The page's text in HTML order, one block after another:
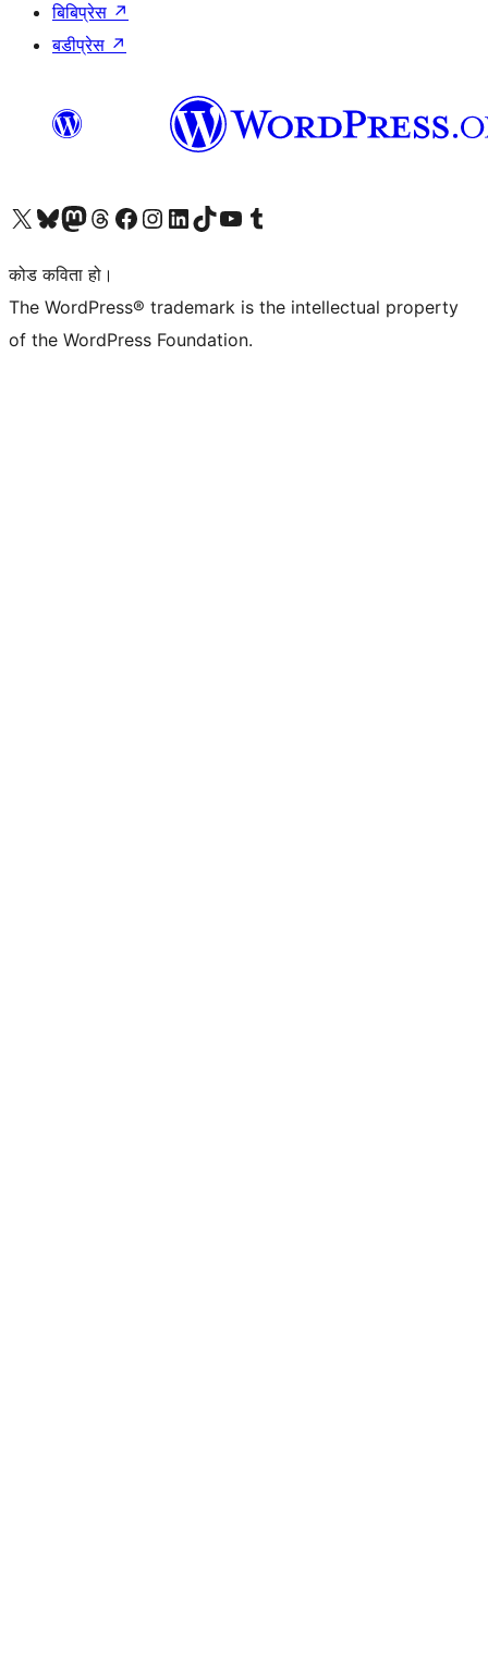
बिबिप्रेस ↗
बडीप्रेस ↗
हाम्रो X (पहिले ट्विटर) खातामा जानुहोस्
हाम्रो Bluesky खाता भ्रमण गर्नुहोस्
हाम्रो म्यास्टोडन खाता भ्रमण गर्नुहोस्
हाम्रो थ्रेड्स खातामा जानुहोस्
हाम्रो फेसबुक पेजमा जानुहोस्
हाम्रो इन्स्टाग्राम खातामा जानुहोस्
हाम्रो लिङ्क्डइन खातामा जानुहोस्
हाम्रो TikTok खाता भ्रमण गर्नुहोस्
हाम्रो युट्युब च्यानलमा जानुहोस्
हाम्रो टम्बलर खाता भ्रमण गर्नुहोस्
कोड कविता हो।
The WordPress® trademark is the intellectual property
of the WordPress Foundation.